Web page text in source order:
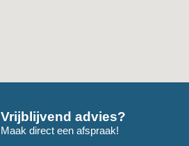
Vrijblijvend advies?
Maak direct een afspraak!